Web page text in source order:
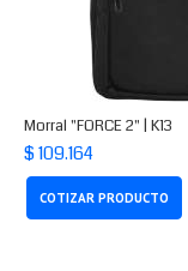
Morral "FORCE 2" | K13
$ 109.164
COTIZAR PRODUCTO